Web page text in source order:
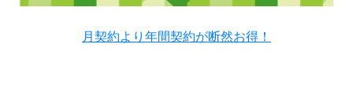
月契約より年間契約が断然お得！